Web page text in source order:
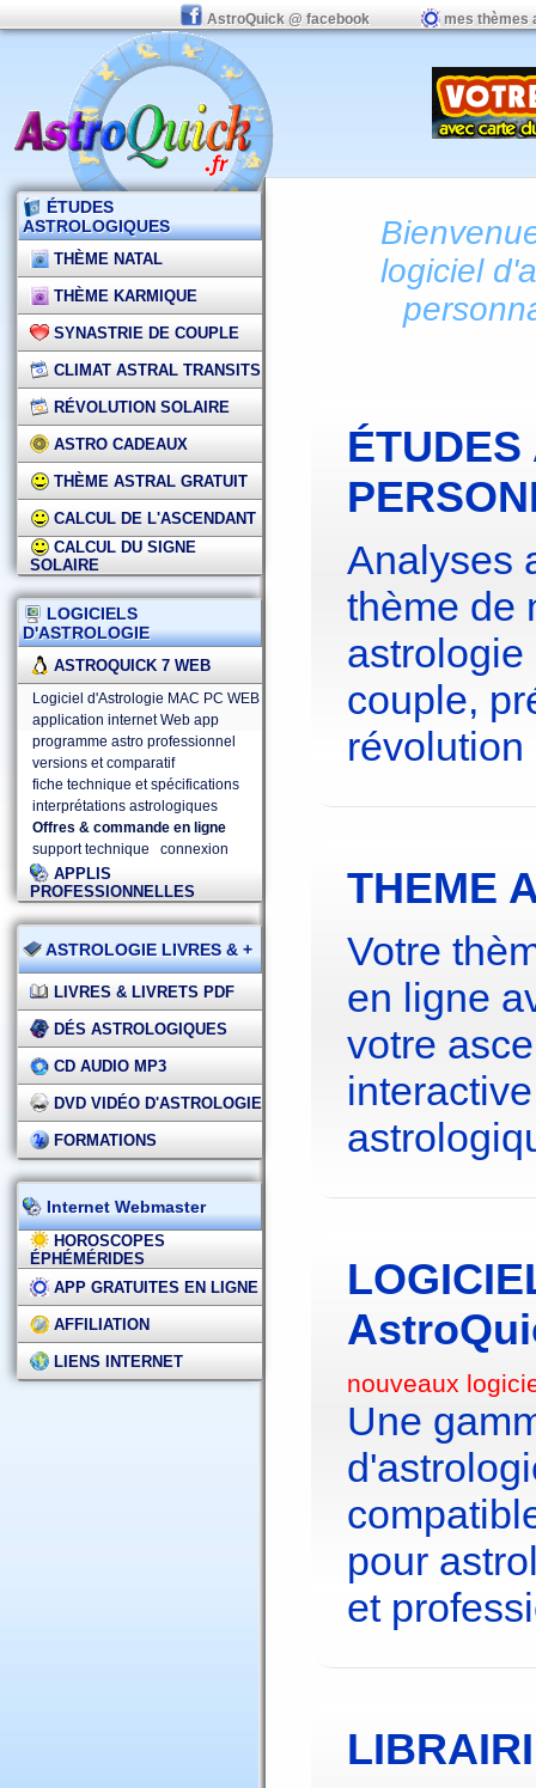
AstroQuick @ facebook mes thèmes
ÉTUDES
ASTROLOGIQUES
THÈME NATAL
THÈME KARMIQUE
SYNASTRIE DE COUPLE
CLIMAT ASTRAL TRANSITS
RÉVOLUTION SOLAIRE
ASTRO CADEAUX
THÈME ASTRAL GRATUIT
CALCUL DE L'ASCENDANT
CALCUL DU SIGNE
SOLAIRE
LOGICIELS
D'ASTROLOGIE
ASTROQUICK 7 WEB
Logiciel d'Astrologie MAC PC WEB
application internet Web app
programme astro professionnel
versions et comparatif
fiche technique et spécifications
interprétations astrologiques
Offres & commande en ligne
support technique
connexion
APPLIS
PROFESSIONNELLES
ASTROLOGIE LIVRES & +
LIVRES & LIVRETS PDF
DÉS ASTROLOGIQUES
CD AUDIO MP3
DVD VIDÉO D'ASTROLOGIE
FORMATIONS
Internet Webmaster
HOROSCOPES
ÉPHÉMÉRIDES
APP GRATUITES EN LIGNE
AFFILIATION
LIENS INTERNET
logiciel
Analyses
thème de
couple,
THEME
Votre
en ligne
votre
nouveaux
Une
pour
et